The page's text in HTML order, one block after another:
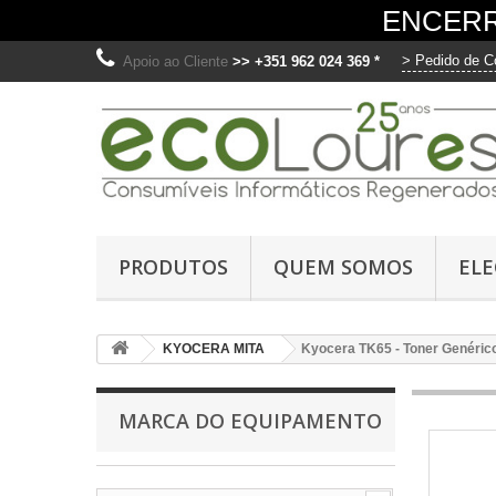
os
Apoio ao Cliente >> +351 962 024 369 * > Pedido de
PRODUTOS QUEM SOMOS
KYOCERA MITA Kyocera TK65 - Toner
MARCA DO EQUIPAMENTO